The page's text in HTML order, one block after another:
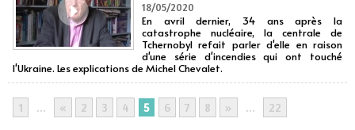
18/05/2020
En avril dernier, 34 ans après la
catastrophe nucléaire, la centrale de
Tchernobyl refait parler d'elle en raison
d'une série d'incendies qui ont touché
l'Ukraine. Les explications de Michel Chevalet.
1 ... « 2 3 4 5 6 7 8 » ... 22